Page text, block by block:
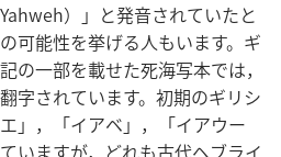
）」と発音されていたと
可能性を挙げる人もいます。ギ
の一部を載せた死海写本では，
字されています。初期のギリシ
」，「イアベ」，「イアウー